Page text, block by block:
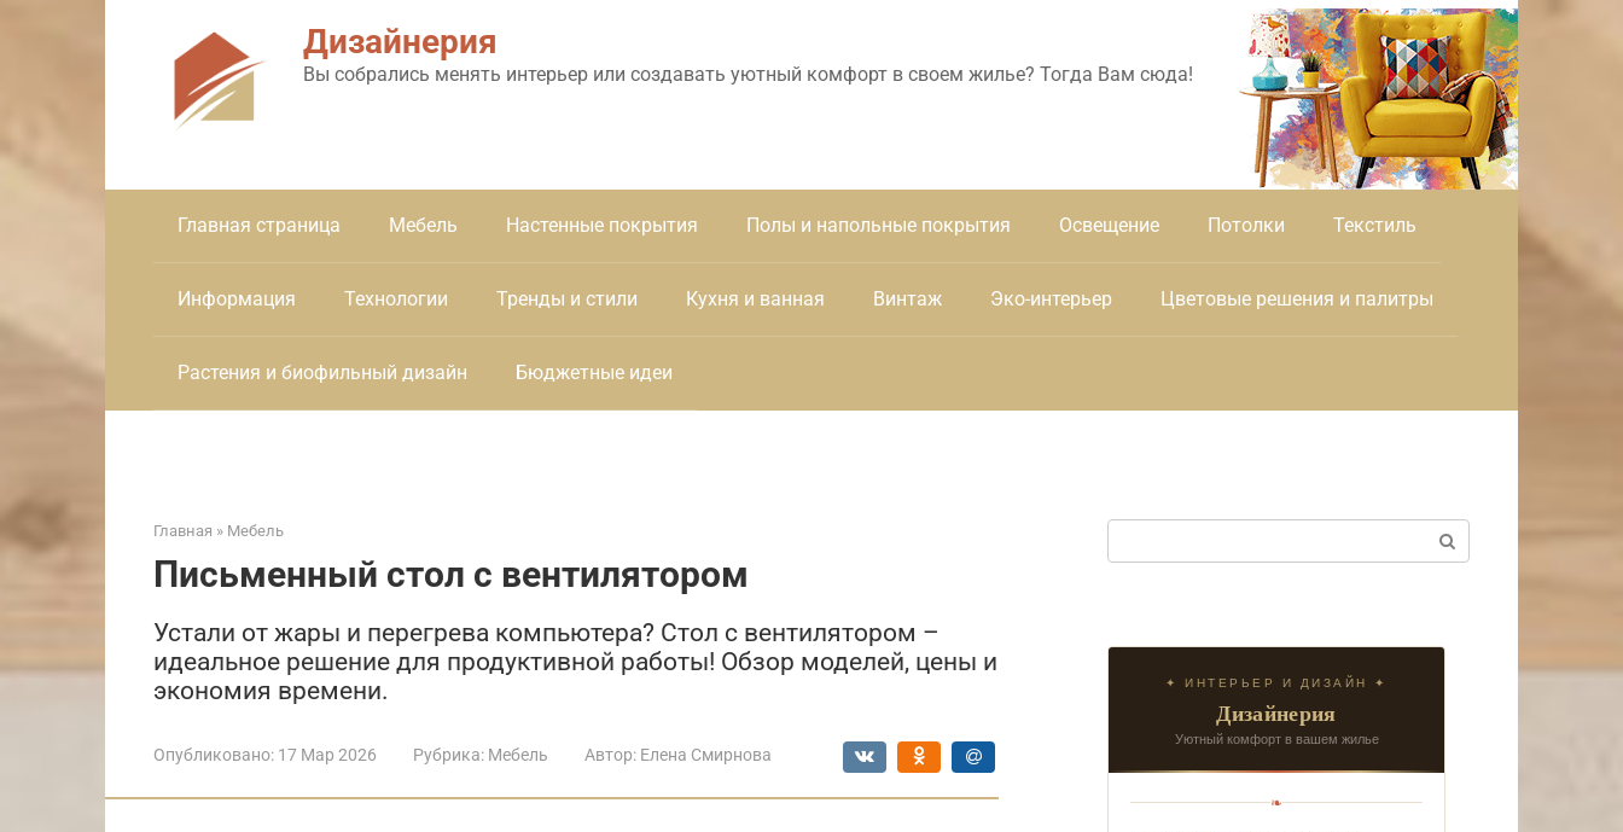
Дизайнерия
Вы собрались менять интерьер или создавать уютный комфорт в своем жилье? Тогда Вам сюда!
Главная страница Мебель Настенные покрытия Полы и напольные покрытия Освещение Потолки Текстиль
Информация Технологии Тренды и стили Кухня и ванная Винтаж Эко-интерьер Цветовые решения и палитры
Растения и биофильный дизайн Бюджетные идеи
Главная » Мебель
Письменный стол с вентилятором
Устали от жары и перегрева компьютера? Стол с вентилятором –
идеальное решение для продуктивной работы! Обзор моделей, цены и
экономия времени.
Опубликовано: 17 Мар 2026 Рубрика: Мебель Автор: Елена Смирнова
✦ ИНТЕРЬЕР И ДИЗАЙН ✦
Дизайнерия
Уютный комфорт в вашем жилье
❧